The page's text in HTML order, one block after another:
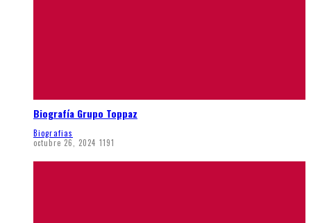
Biografía Grupo Toppaz
Biografias
octubre 26, 2024 1191